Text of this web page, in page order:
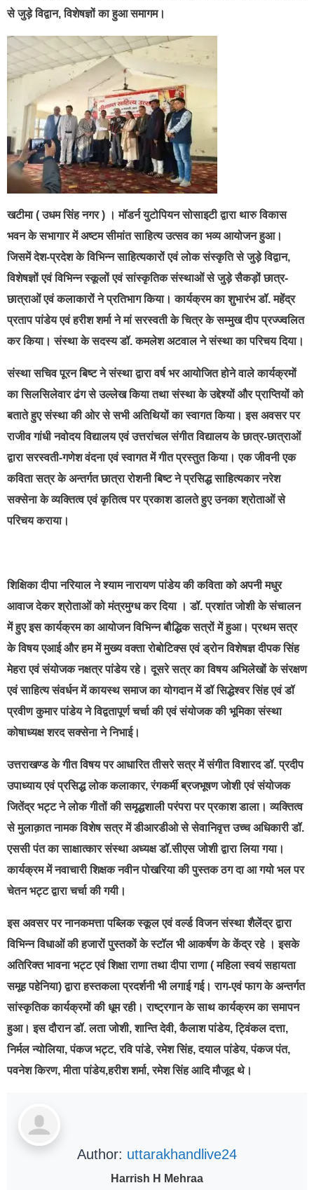
से जुड़े विद्वान, विशेषज्ञों का हुआ समागम।
खटीमा ( उधम सिंह नगर ) । मॉडर्न युटोपियन सोसाइटी द्वारा थारु विकास
भवन के सभागार में अष्टम सीमांत साहित्य उत्सव का भव्य आयोजन हुआ।
जिसमें देश-प्रदेश के विभिन्न साहित्यकारों एवं लोक संस्कृति से जुड़े विद्वान,
विशेषज्ञों एवं विभिन्न स्कूलों एवं सांस्कृतिक संस्थाओं से जुड़े सैकड़ों छात्र-
छात्राओं एवं कलाकारों ने प्रतिभाग किया। कार्यक्रम का शुभारंभ डॉ. महेंद्र
प्रताप पांडेय एवं हरीश शर्मा ने मां सरस्वती के चित्र के सम्मुख दीप प्रज्ज्वलित
कर किया। संस्था के सदस्य डॉ. कमलेश अटवाल ने संस्था का परिचय दिया।
संस्था सचिव पूरन बिष्ट ने संस्था द्वारा वर्ष भर आयोजित होने वाले कार्यक्रमों
का सिलसिलेवार ढंग से उल्लेख किया तथा संस्था के उद्देश्यों और प्राप्तियों को
बताते हुए संस्था की ओर से सभी अतिथियों का स्वागत किया। इस अवसर पर
राजीव गांधी नवोदय विद्यालय एवं उत्तरांचल संगीत विद्यालय के छात्र-छात्राओं
द्वारा सरस्वती-गणेश वंदना एवं स्वागत में गीत प्रस्तुत किया। एक जीवनी एक
कविता सत्र के अन्तर्गत छात्रा रोशनी बिष्ट ने प्रसिद्ध साहित्यकार नरेश
सक्सेना के व्यक्तित्व एवं कृतित्व पर प्रकाश डालते हुए उनका श्रोताओं से
परिचय कराया।
शिक्षिका दीपा नरियाल ने श्याम नारायण पांडेय की कविता को अपनी मधुर
आवाज देकर श्रोताओं को मंत्रमुग्ध कर दिया । डॉ. प्रशांत जोशी के संचालन
में हुए इस कार्यक्रम का आयोजन विभिन्न बौद्धिक सत्रों में हुआ। प्रथम सत्र
के विषय एआई और हम में मुख्य वक्ता रोबोटिक्स एवं ड्रोन विशेषज्ञ दीपक सिंह
मेहरा एवं संयोजक नक्षत्र पांडेय रहे। दूसरे सत्र का विषय अभिलेखों के संरक्षण
एवं साहित्य संवर्धन में कायस्थ समाज का योगदान में डॉ सिद्धेश्वर सिंह एवं डॉ
प्रवीण कुमार पांडेय ने विद्वतापूर्ण चर्चा की एवं संयोजक की भूमिका संस्था
कोषाध्यक्ष शरद सक्सेना ने निभाई।
उत्तराखण्ड के गीत विषय पर आधारित तीसरे सत्र में संगीत विशारद डॉ. प्रदीप
उपाध्याय एवं प्रसिद्ध लोक कलाकार, रंगकर्मी ब्रजभूषण जोशी एवं संयोजक
जितेंद्र भट्ट ने लोक गीतों की समृद्धशाली परंपरा पर प्रकाश डाला। व्यक्तित्व
से मुलाक़ात नामक विशेष सत्र में डीआरडीओ से सेवानिवृत्त उच्च अधिकारी डॉ.
एससी पंत का साक्षात्कार संस्था अध्यक्ष डॉ.सीएस जोशी द्वारा लिया गया।
कार्यक्रम में नवाचारी शिक्षक नवीन पोखरिया की पुस्तक ठग दा आ गयो भल पर
चेतन भट्ट द्वारा चर्चा की गयी।
इस अवसर पर नानकमत्ता पब्लिक स्कूल एवं वर्ल्ड विजन संस्था शैलेंद्र द्वारा
विभिन्न विधाओं की हजारों पुस्तकों के स्टॉल भी आकर्षण के केंद्र रहे । इसके
अतिरिक्त भावना भट्ट एवं शिक्षा राणा तथा दीपा राणा ( महिला स्वयं सहायता
समूह पहेनिया) द्वारा हस्तकला प्रदर्शनी भी लगाई गई। राग-एवं फाग के अन्तर्गत
सांस्कृतिक कार्यक्रमों की धूम रही। राष्ट्रगान के साथ कार्यक्रम का समापन
हुआ। इस दौरान डॉ. लता जोशी, शान्ति देवी, कैलाश पांडेय, ट्विंकल दत्ता,
निर्मल न्योलिया, पंकज भट्ट, रवि पांडे, रमेश सिंह, दयाल पांडेय, पंकज पंत,
पवनेश किरण, मीता पांडेय,हरीश शर्मा, रमेश सिंह आदि मौजूद थे।
Author: uttarakhandlive24
Harrish H Mehraa